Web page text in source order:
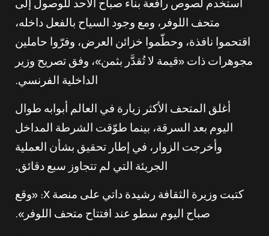
استخدم لصوص رافعة بناء صباح الأحد للوصول إلى
متحف اللوفر، ومع وجود السياح بالفعل داخله،
اقتحموا نافذة، وحطّموا خزائن العرض، وفرّوا حاملين
مجوهرات ذات «قيمة لا تُقدَّر بثمن»، وفق تصريح وزير
الداخلية الفرنسي.
أغلق المتحف الأكثر زيارة في العالم أبوابه طوال
اليوم بعد السرقة، بينما طوّقت الشرطة المداخل
وأخرجت الزوار، في إطار تحقيق بشأن العملية
الجريئة التي لم تتجاوز سبع دقائق.
كتبت وزيرة الثقافة رشيدة داتي على منصة X: «وقع
صباح اليوم سطو عند افتتاح متحف اللوفر».